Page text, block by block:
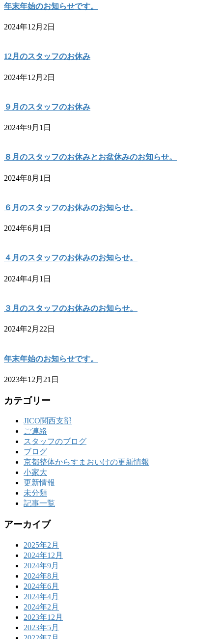
年末年始のお知らせです。
2024年12月2日
12月のスタッフのお休み
2024年12月2日
９月のスタッフのお休み
2024年9月1日
８月のスタッフのお休みとお盆休みのお知らせ。
2024年8月1日
６月のスタッフのお休みのお知らせ。
2024年6月1日
４月のスタッフのお休みのお知らせ。
2024年4月1日
３月のスタッフのお休みのお知らせ。
2024年2月22日
年末年始のお知らせです。
2023年12月21日
カテゴリー
JICO関西支部
ご連絡
スタッフのブログ
ブログ
京都整体からすまおいけの更新情報
小家大
更新情報
未分類
記事一覧
アーカイブ
2025年2月
2024年12月
2024年9月
2024年8月
2024年6月
2024年4月
2024年2月
2023年12月
2023年5月